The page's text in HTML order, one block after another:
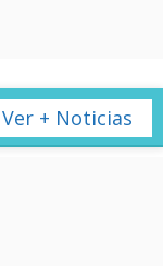
Ver + Noticias